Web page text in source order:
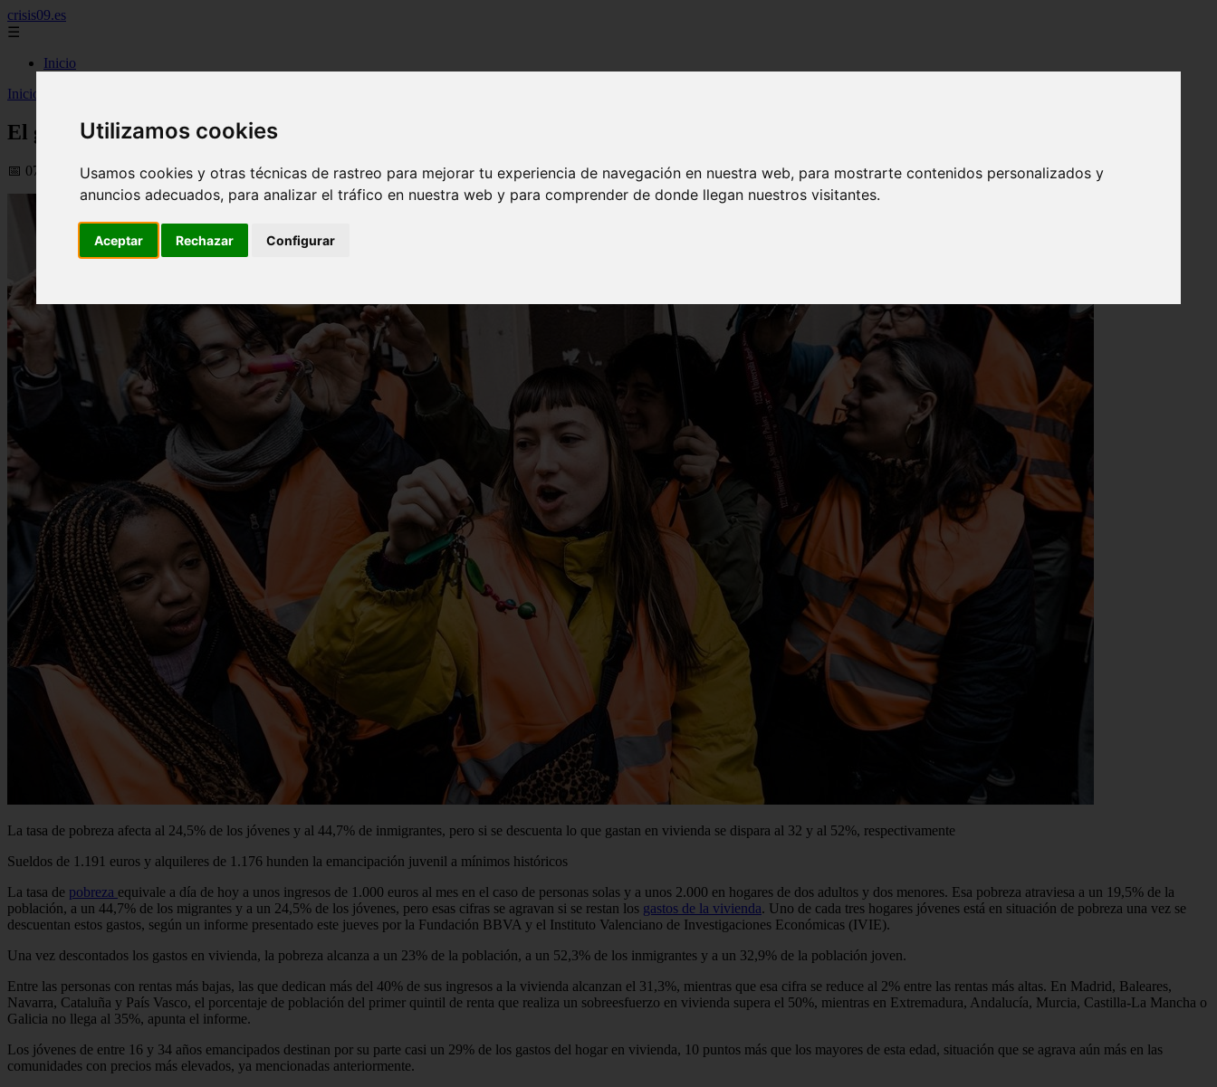
Utilizamos cookies
Usamos cookies y otras técnicas de rastreo para mejorar tu experiencia de navegación en nuestra web, para mostrarte contenidos personalizados y
anuncios adecuados, para analizar el tráfico en nuestra web y para comprender de donde llegan nuestros visitantes.
Aceptar Rechazar Configurar
crisis09.es
☰
Inicio
Inicio
El gasto en vivienda lleva a uno de cada tres jóvenes a estar en riesgo de pobreza
📅 07/06/2026
La tasa de pobreza afecta al 24,5% de los jóvenes y al 44,7% de inmigrantes, pero si se descuenta lo que gastan en vivienda se dispara al 32 y al 52%, respectivamente
Sueldos de 1.191 euros y alquileres de 1.176 hunden la emancipación juvenil a mínimos históricos
La tasa de pobreza equivale a día de hoy a unos ingresos de 1.000 euros al mes en el caso de personas solas y a unos 2.000 en hogares de dos adultos y dos menores. Esa pobreza atraviesa a un 19,5% de la
población, a un 44,7% de los migrantes y a un 24,5% de los jóvenes, pero esas cifras se agravan si se restan los gastos de la vivienda. Uno de cada tres hogares jóvenes está en situación de pobreza una vez se
descuentan estos gastos, según un informe presentado este jueves por la Fundación BBVA y el Instituto Valenciano de Investigaciones Económicas (IVIE).
Una vez descontados los gastos en vivienda, la pobreza alcanza a un 23% de la población, a un 52,3% de los inmigrantes y a un 32,9% de la población joven.
Entre las personas con rentas más bajas, las que dedican más del 40% de sus ingresos a la vivienda alcanzan el 31,3%, mientras que esa cifra se reduce al 2% entre las rentas más altas. En Madrid, Baleares,
Navarra, Cataluña y País Vasco, el porcentaje de población del primer quintil de renta que realiza un sobreesfuerzo en vivienda supera el 50%, mientras en Extremadura, Andalucía, Murcia, Castilla-La Mancha o
Galicia no llega al 35%, apunta el informe.
Los jóvenes de entre 16 y 34 años emancipados destinan por su parte casi un 29% de los gastos del hogar en vivienda, 10 puntos más que los mayores de esta edad, situación que se agrava aún más en las
comunidades con precios más elevados, ya mencionadas anteriormente.